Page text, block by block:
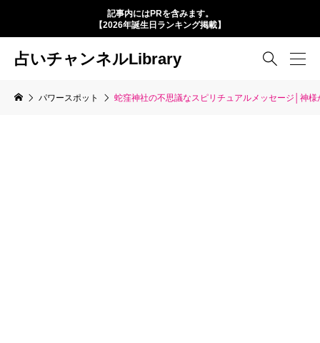
記事内にはPRを含みます。
【2026年誕生日ランキング掲載】
占いチャンネルLibrary 
パワースポット 蛇窪神社の不思議なスピリチュアルメッセージ│神